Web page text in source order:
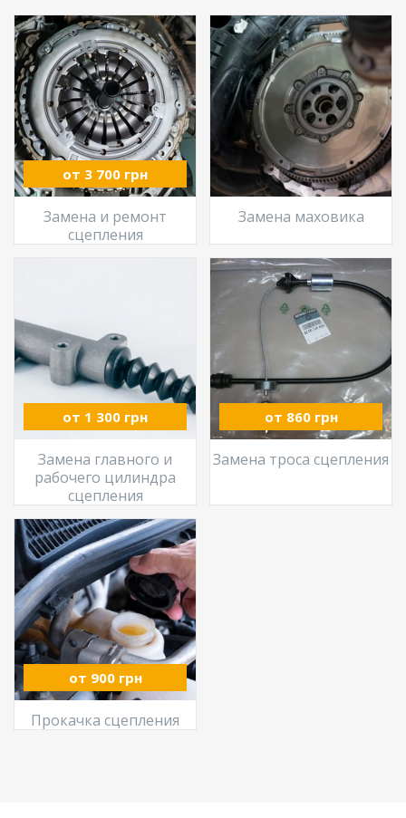
от 3 700 грн
Замена и ремонт
сцепления
Замена маховика
от 1 300 грн
Замена главного и
рабочего цилиндра
сцепления
от 860 грн
Замена троса сцепления
от 900 грн
Прокачка сцепления